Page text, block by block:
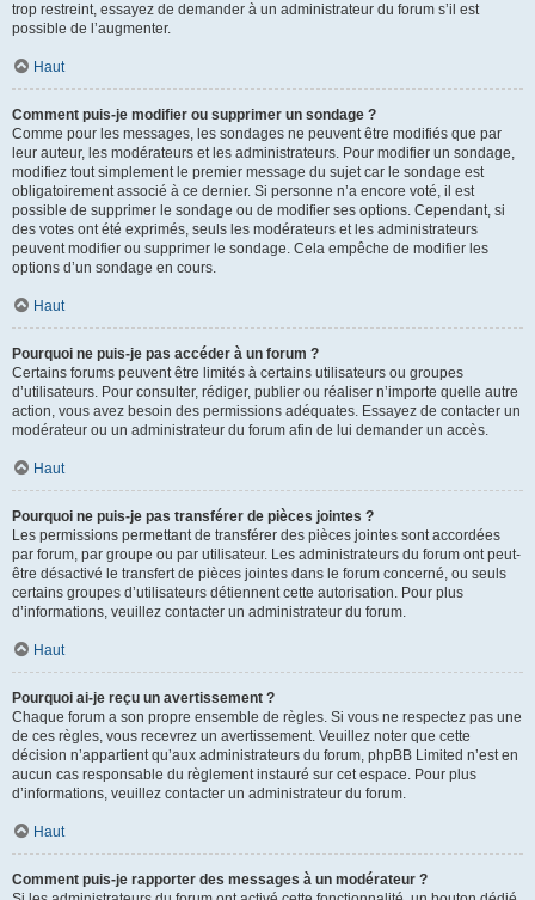
trop restreint, essayez de demander à un administrateur du forum s’il est
possible de l’augmenter.
Haut
Comment puis-je modifier ou supprimer un sondage ?
Comme pour les messages, les sondages ne peuvent être modifiés que par
leur auteur, les modérateurs et les administrateurs. Pour modifier un sondage,
modifiez tout simplement le premier message du sujet car le sondage est
obligatoirement associé à ce dernier. Si personne n’a encore voté, il est
possible de supprimer le sondage ou de modifier ses options. Cependant, si
des votes ont été exprimés, seuls les modérateurs et les administrateurs
peuvent modifier ou supprimer le sondage. Cela empêche de modifier les
options d’un sondage en cours.
Haut
Pourquoi ne puis-je pas accéder à un forum ?
Certains forums peuvent être limités à certains utilisateurs ou groupes
d’utilisateurs. Pour consulter, rédiger, publier ou réaliser n’importe quelle autre
action, vous avez besoin des permissions adéquates. Essayez de contacter un
modérateur ou un administrateur du forum afin de lui demander un accès.
Haut
Pourquoi ne puis-je pas transférer de pièces jointes ?
Les permissions permettant de transférer des pièces jointes sont accordées
par forum, par groupe ou par utilisateur. Les administrateurs du forum ont peut-
être désactivé le transfert de pièces jointes dans le forum concerné, ou seuls
certains groupes d’utilisateurs détiennent cette autorisation. Pour plus
d’informations, veuillez contacter un administrateur du forum.
Haut
Pourquoi ai-je reçu un avertissement ?
Chaque forum a son propre ensemble de règles. Si vous ne respectez pas une
de ces règles, vous recevrez un avertissement. Veuillez noter que cette
décision n’appartient qu’aux administrateurs du forum, phpBB Limited n’est en
aucun cas responsable du règlement instauré sur cet espace. Pour plus
d’informations, veuillez contacter un administrateur du forum.
Haut
Comment puis-je rapporter des messages à un modérateur ?